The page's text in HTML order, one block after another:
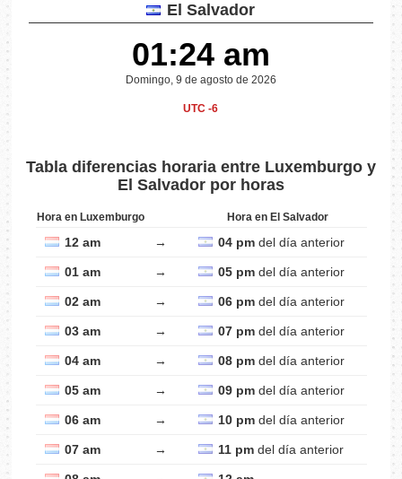
El Salvador
01:24 am
Domingo, 9 de agosto de 2026
UTC -6
Tabla diferencias horaria entre Luxemburgo y
El Salvador por horas
Hora en Luxemburgo Hora en El Salvador
12 am → 04 pmdel día anterior
01 am → 05 pmdel día anterior
02 am → 06 pmdel día anterior
03 am → 07 pmdel día anterior
04 am → 08 pmdel día anterior
05 am → 09 pmdel día anterior
06 am → 10 pmdel día anterior
07 am → 11 pmdel día anterior